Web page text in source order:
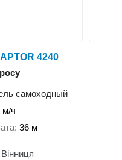
4240
самоходный
м/ч
36 м